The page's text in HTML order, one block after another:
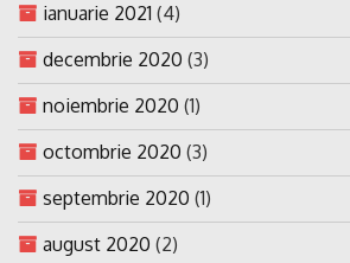
ianuarie 2021 (4)
decembrie 2020 (3)
noiembrie 2020 (1)
octombrie 2020 (3)
septembrie 2020 (1)
august 2020 (2)